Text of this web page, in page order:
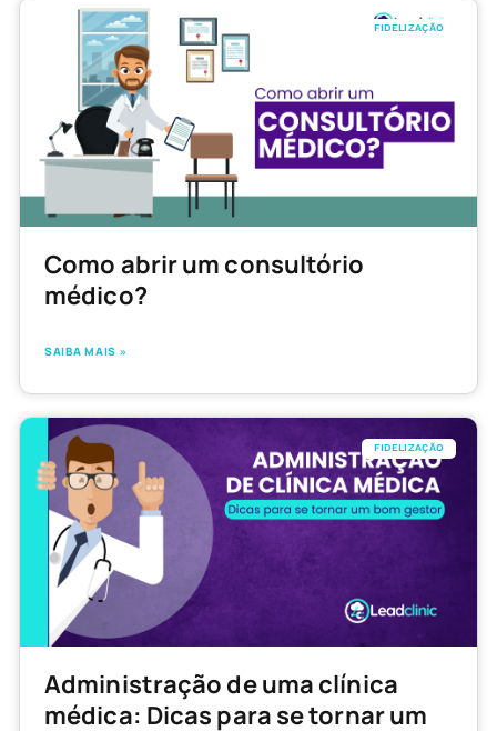
FIDELIZAÇÃO
Como abrir um consultório
médico?
SAIBA MAIS »
FIDELIZAÇÃO
Administração de uma clínica
médica: Dicas para se tornar um